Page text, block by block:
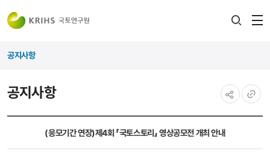
공지사항
공지사항
(응모기간 연장)제4회 「국토스토리」​ 영상공모전 개최 안내